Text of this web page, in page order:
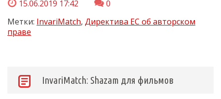
15.06.2019 17:42
0
Метки: InvariMatch, Директива ЕС об авторском
праве
InvariMatch: Shazam для фильмов